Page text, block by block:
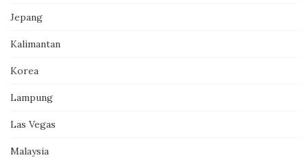
Jepang
Kalimantan
Korea
Lampung
Las Vegas
Malaysia